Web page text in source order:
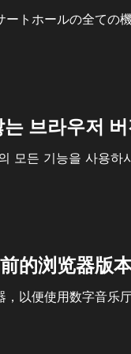
ートホールの全ての
브라우저
모든 기능을 사용하
的浏览器版
以便使用数字音乐厅